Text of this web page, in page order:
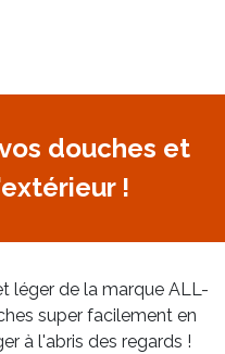
douches et
!
léger de la marque ALL-
super facilement en
à l'abris des regards !